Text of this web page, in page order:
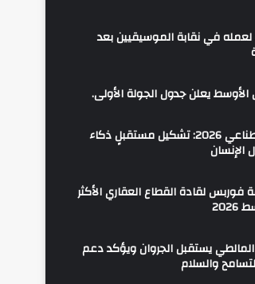
في نقابة الموسيقيين بعد
يعلن جدول الجولة الأولى.
قمة تأثير الذكاء الاصطناعي 2026: تشكيل مستقبلٍ ذكاء
فوربس لقادة القطاع العقاري الأكثر
يستقبل الجروان ويؤكد دعم
والسلام